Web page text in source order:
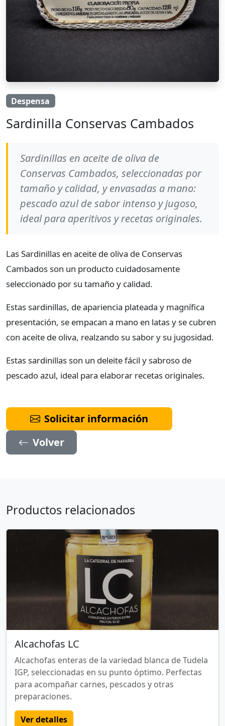
Despensa
Sardinilla Conservas Cambados
Sardinillas en aceite de oliva de
Conservas Cambados, seleccionadas por
tamaño y calidad, y envasadas a mano:
pescado azul de sabor intenso y jugoso,
ideal para aperitivos y recetas originales.
Las Sardinillas en aceite de oliva de Conservas
Cambados son un producto cuidadosamente
seleccionado por su tamaño y calidad.
Estas sardinillas, de apariencia plateada y magnífica
presentación, se empacan a mano en latas y se cubren
con aceite de oliva, realzando su sabor y su jugosidad.
Estas sardinillas son un deleite fácil y sabroso de
pescado azul, ideal para elaborar recetas originales.
Solicitar información
Volver
Productos relacionados
Alcachofas LC
Alcachofas enteras de la variedad blanca de Tudela
IGP, seleccionadas en su punto óptimo. Perfectas
para acompañar carnes, pescados y otras
preparaciones.
Ver detalles